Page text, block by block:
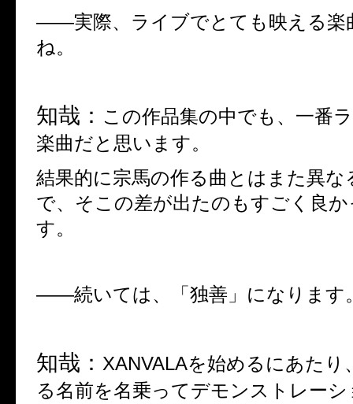
――実際、ライブでとても映える楽
ね。
知哉： この作品集の中でも、一番
楽曲だと思います。
結果的に宗馬の作る曲とはまた異な
で、そこの差が出たのもすごく良
す。
――続いては、「独善」になります
知哉： XANVALAを始めるにあたり
る名前を名乗ってデモンストレー